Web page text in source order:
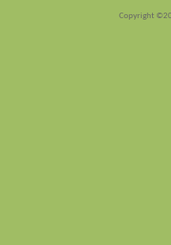
Copyright